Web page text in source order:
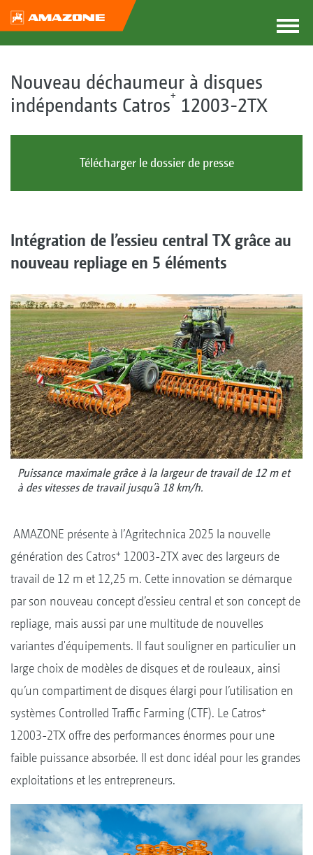
Nouveau déchaumeur à disques
indépendants Catros+ 12003-2TX
Télécharger le dossier de presse
Intégration de l’essieu central TX grâce au
nouveau repliage en 5 éléments
Puissance maximale grâce à la largeur de travail de 12 m et
à des vitesses de travail jusqu’à 18 km/h.
AMAZONE présente à l’Agritechnica 2025 la nouvelle
génération des Catros+ 12003-2TX avec des largeurs de
travail de 12 m et 12,25 m. Cette innovation se démarque
par son nouveau concept d’essieu central et son concept de
repliage, mais aussi par une multitude de nouvelles
variantes d'équipements. Il faut souligner en particulier un
large choix de modèles de disques et de rouleaux, ainsi
qu’un compartiment de disques élargi pour l’utilisation en
systèmes Controlled Traffic Farming (CTF). Le Catros+
12003-2TX offre des performances énormes pour une
faible puissance absorbée. Il est donc idéal pour les grandes
exploitations et les entrepreneurs.